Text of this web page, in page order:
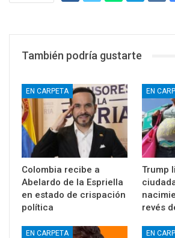
También podría gustarte
EN CARPETA
Colombia recibe a
Abelardo de la Espriella
en estado de crispación
política
EN
Trump
revés
EN CARPETA EN